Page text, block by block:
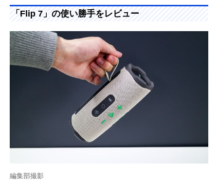
「Flip 7」の使い勝手をレビュー
編集部撮影